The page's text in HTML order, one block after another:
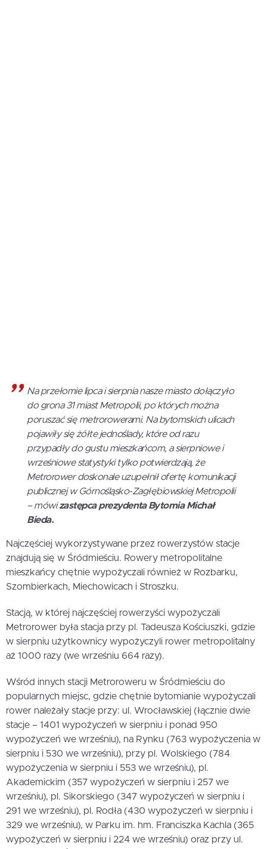
Na przełomie lipca i sierpnia nasze miasto dołączyło
do grona 31 miast Metropolii, po których można
poruszać się metrorowerami. Na bytomskich ulicach
pojawiły się żółte jednoślady, które od razu
przypadły do gustu mieszkańcom, a sierpniowe i
wrześniowe statystyki tylko potwierdzają, że
Metrorower doskonale uzupełnił ofertę komunikacji
publicznej w Górnośląsko-Zagłębiowskiej Metropolii
– mówizastępca prezydenta Bytomia Michał
Bieda.
Najczęściej wykorzystywane przez rowerzystów stacje
znajdują się w Śródmieściu. Rowery metropolitalne
mieszkańcy chętnie wypożyczali również w Rozbarku,
Szombierkach, Miechowicach i Stroszku.
Stacją, w której najczęściej rowerzyści wypożyczali
Metrorower była stacja przy pl. Tadeusza Kościuszki, gdzie
w sierpniu użytkownicy wypożyczyli rower metropolitalny
aż 1000 razy (we wrześniu 664 razy).
Wśród innych stacji Metroroweru w Śródmieściu do
popularnych miejsc, gdzie chętnie bytomianie wypożyczali
rower należały stacje przy: ul. Wrocławskiej (łącznie dwie
stacje – 1401 wypożyczeń w sierpniu i ponad 950
wypożyczeń we wrześniu), na Rynku (763 wypożyczenia w
sierpniu i 530 we wrześniu), przy pl. Wolskiego (784
wypożyczenia w sierpniu i 553 we wrześniu), pl.
Akademickim (357 wypożyczeń w sierpniu i 257 we
wrześniu), pl. Sikorskiego (347 wypożyczeń w sierpniu i
291 we wrześniu), pl. Rodła (430 wypożyczeń w sierpniu i
329 we wrześniu), w Parku im. hm. Franciszka Kachla (365
wypożyczeń w sierpniu i 224 we wrześniu) oraz przy ul.